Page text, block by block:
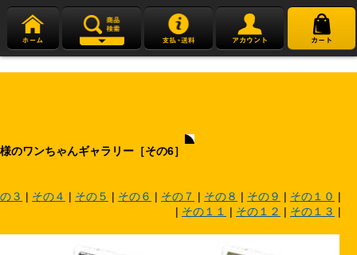
ワンちゃんギャラリー［その6］
３ | その４ | その５ | その６ | その７ | その８ | その９ | その１０ |
| その１１ | その１２ | その１３ |